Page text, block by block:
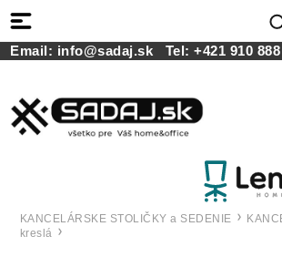
Email: info@sadaj.sk Tel:+421 910
KANCELÁRSKE STOLIČKY a SEDENIE
kreslá